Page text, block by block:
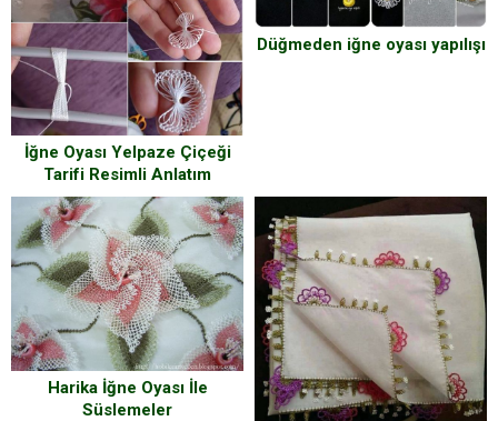
İğne Oyası Yelpaze Çiçeği
Tarifi Resimli Anlatım
Düğmeden iğne oyası yapılışı
Harika İğne Oyası İle
Süslemeler